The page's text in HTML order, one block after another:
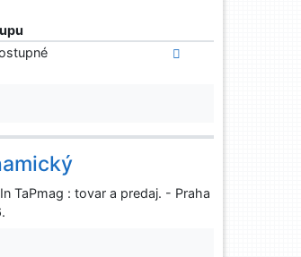
TaPmag : tovar a predaj. - Praha